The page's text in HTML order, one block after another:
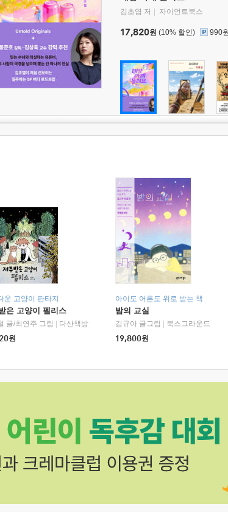
김초엽 저 자이언트북스
17,820원 (10% 할인) 990원
운 고양이 판타지
은 고양이 펠리스
글/최연주 그림
다산책방
원
아이도 어른도 위로 받는 책
밤의 교실
김규아 글그림
북스그라운드
19,800원